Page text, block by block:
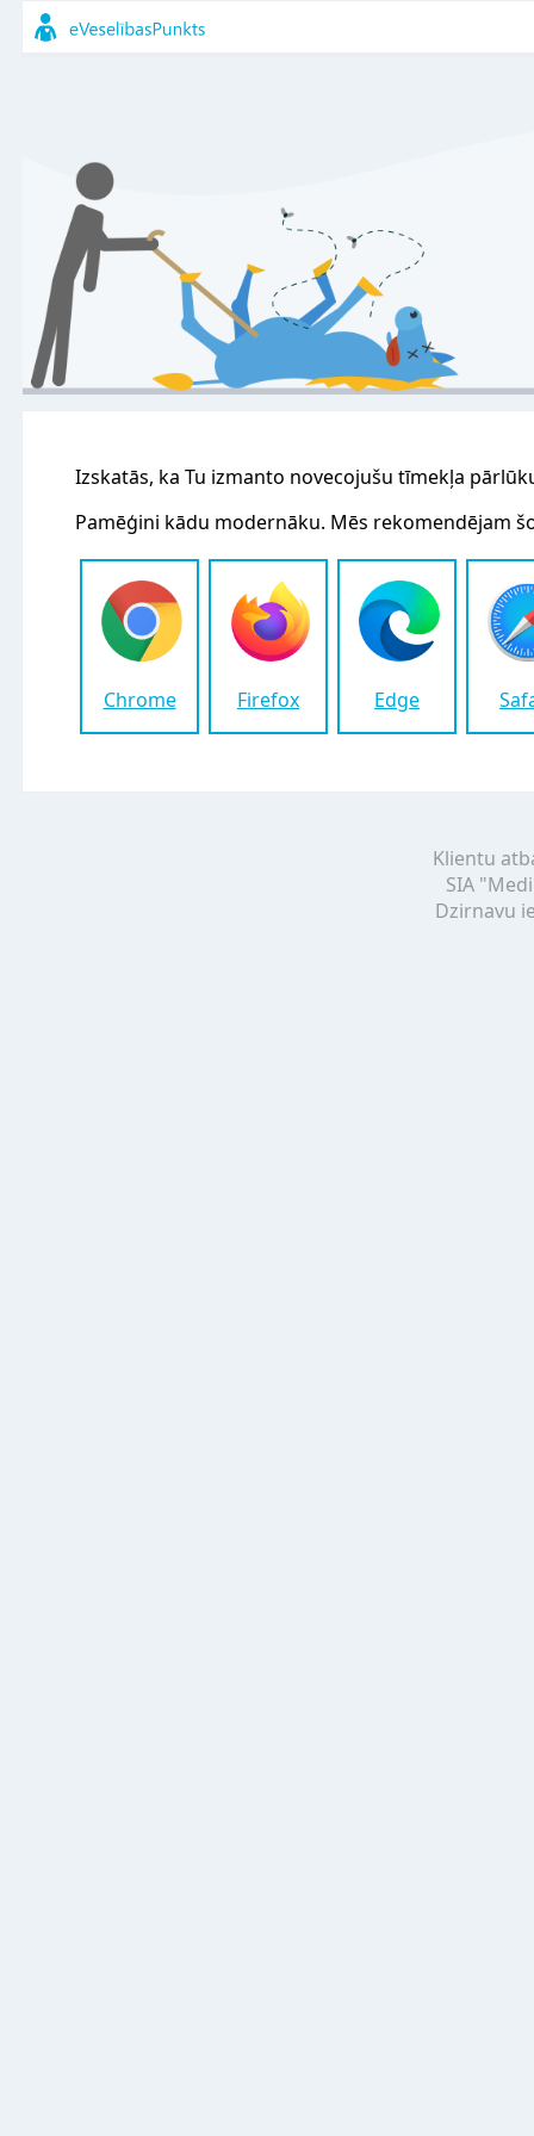
Izskatās, ka Tu izmanto novecojušu tīmekļa
Pamēģini kādu modernāku. Mēs rekomendējam
Chrome Firefox Edge
Klientu
SIA
Dzirnavu